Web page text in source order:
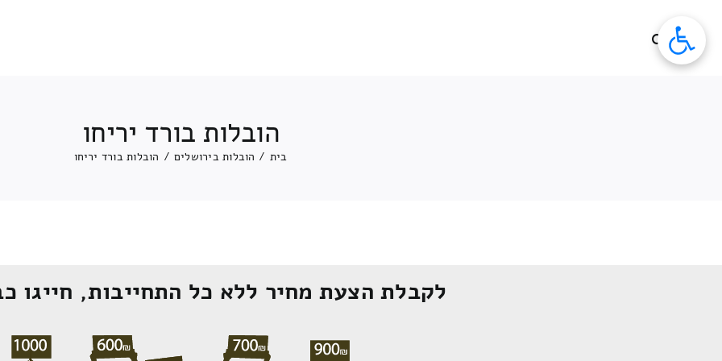
הובלות בורד יריחו
בית / הובלות בירושלים / הובלות בורד יריחו
לקבלת הצעת מחיר ללא כל התחייבות, חייגו